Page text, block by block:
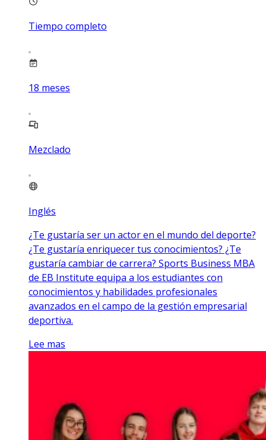
Tiempo completo
18 meses
Mezclado
Inglés
¿Te gustaría ser un actor en el mundo del deporte?
¿Te gustaría enriquecer tus conocimientos? ¿Te
gustaría cambiar de carrera? Sports Business MBA
de EB Institute equipa a los estudiantes con
conocimientos y habilidades profesionales
avanzados en el campo de la gestión empresarial
deportiva.
Lee mas